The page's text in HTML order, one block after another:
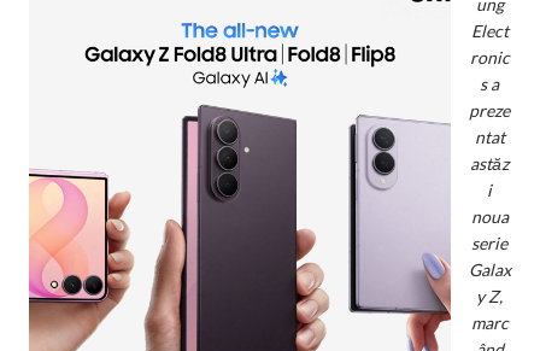
ung
Elect
ronic
s a
preze
ntat
astăz
i
noua
serie
Galax
y Z,
marc